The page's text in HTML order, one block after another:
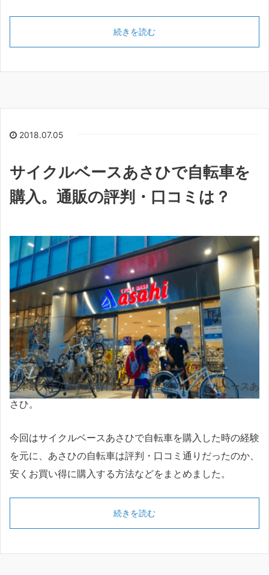
続きを読む
2018.07.05
サイクルベースあさひで自転車を
購入。通販の評判・口コミは？
日本最大手の自転車専門チェーン店舗のサイクルベースあ
さひ。
今回はサイクルベースあさひで自転車を購入した時の経験
を元に、あさひの自転車は評判・口コミ通りだったのか、
安くお買い得に購入する方法などをまとめました。
続きを読む